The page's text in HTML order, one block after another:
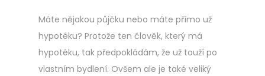
Máte nějakou půjčku nebo máte přímo už
hypotéku? Protože ten člověk, který má
hypotéku, tak předpokládám, že už touží po
vlastním bydlení. Ovšem ale je také veliký